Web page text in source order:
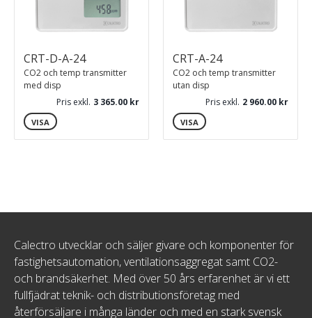
CO2 och temp transmitter
med disp
CRT-D-A-24
Pris exkl. 3 365.00
VISA
CO2 och temp transmitter
utan disp
CRT-A-24
Pris exkl. 2 960.00
VISA
Calectro utvecklar och säljer givare och komponenter för
fastighetsautomation, ventilationsaggregat samt CO2-
och brandsäkerhet. Med över 50 års erfarenhet är vi ett
fullfjädrat teknik- och distributionsföretag med
återförsäljare i många länder och med en stark svensk